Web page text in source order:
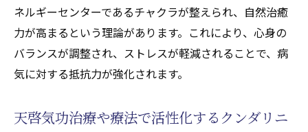
ネルギーセンターであるチャクラが整えられ、自然治癒
力が高まるという理論があります。これにより、心身の
バランスが調整され、ストレスが軽減されることで、病
気に対する抵抗力が強化されます。
天啓気功治療や療法で活性化するクンダリニ